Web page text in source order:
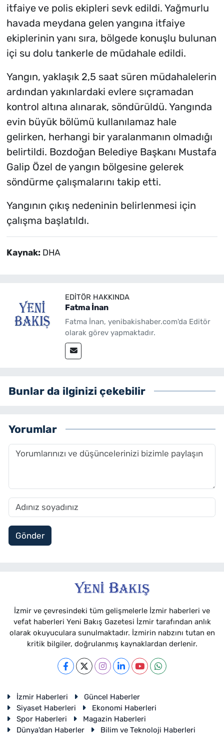
itfaiye ve polis ekipleri sevk edildi. Yağmurlu
havada meydana gelen yangına itfaiye
ekiplerinin yanı sıra, bölgede konuşlu bulunan
içi su dolu tankerle de müdahale edildi.
Yangın, yaklaşık 2,5 saat süren müdahalelerin
ardından yakınlardaki evlere sıçramadan
kontrol altına alınarak, söndürüldü. Yangında
evin büyük bölümü kullanılamaz hale
gelirken, herhangi bir yaralanmanın olmadığı
belirtildi. Bozdoğan Belediye Başkanı Mustafa
Galip Özel de yangın bölgesine gelerek
söndürme çalışmalarını takip etti.
Yangının çıkış nedeninin belirlenmesi için
çalışma başlatıldı.
Kaynak: DHA
EDITÖR HAKKINDA
Fatma İnan
Fatma İnan, yenibakishaber.com'da Editör
olarak görev yapmaktadır.
Bunlar da ilginizi çekebilir
Yorumlar
Gönder
İzmir ve çevresindeki tüm gelişmelerle İzmir haberleri ve
vefat haberleri Yeni Bakış Gazetesi İzmir tarafından anlık
olarak okuyuculara sunulmaktadır. İzmirin nabzını tutan en
kritik bilgiler, doğrulanmış kaynaklardan derlenir.
İzmir Haberleri
Güncel Haberler
Siyaset Haberleri
Ekonomi Haberleri
Spor Haberleri
Magazin Haberleri
Dünya'dan Haberler
Bilim ve Teknoloji Haberleri